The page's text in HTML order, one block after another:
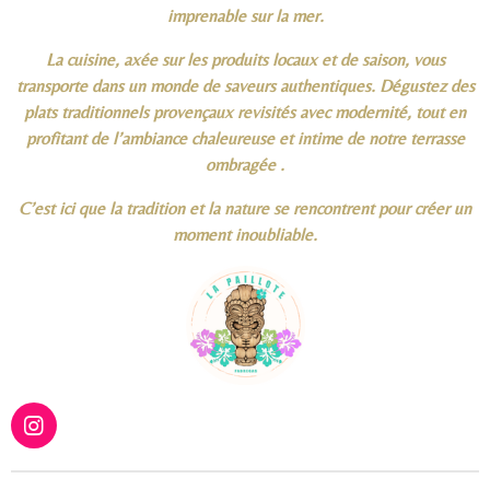
imprenable sur la mer.
La cuisine, axée sur les produits locaux et de saison, vous
transporte dans un monde de saveurs authentiques. Dégustez des
plats traditionnels provençaux revisités avec modernité, tout en
profitant de l’ambiance chaleureuse et intime de notre terrasse
ombragée .
C’est ici que la tradition et la nature se rencontrent pour créer un
moment inoubliable.
I
n
s